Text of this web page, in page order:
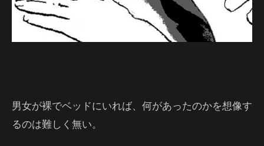
男女が裸でベッドにいれば、何があったのかを想像す
るのは難しく無い。